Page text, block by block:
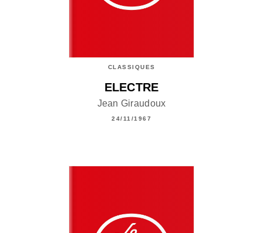
CLASSIQUES
ELECTRE
Jean Giraudoux
24/11/1967